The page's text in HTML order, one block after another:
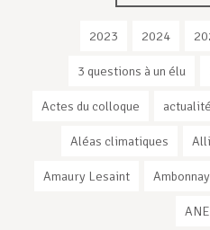
2023 2024
3 questions à un élu
Actes du colloque actualité
Aléas climatiques
Amaury Lesaint Ambonnay